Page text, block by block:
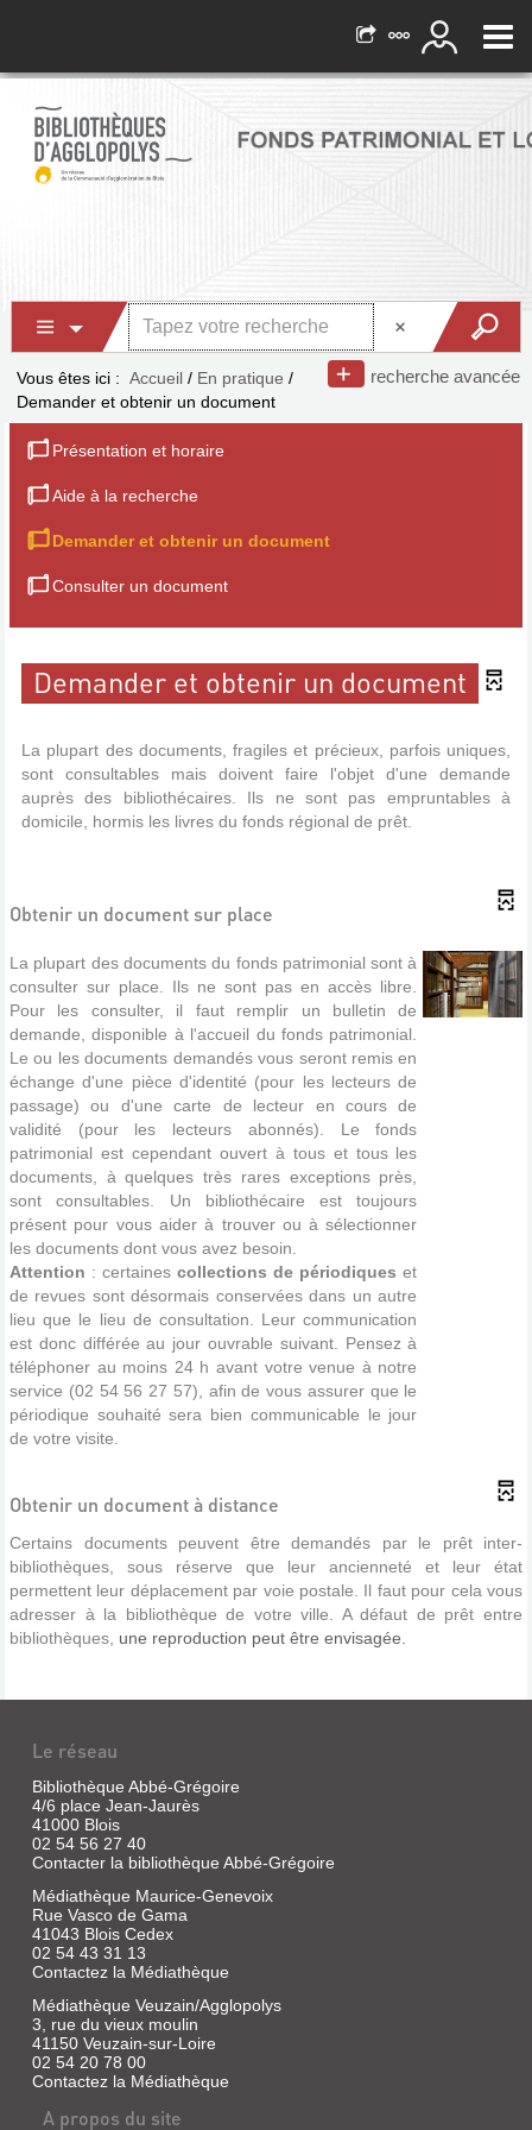
recherche avancée
Vous êtes ici : Accueil / En pratique /
Demander et obtenir un document
Présentation et horaire
Aide à la recherche
Demander et obtenir un document
Consulter un document
Demander et obtenir un document
La plupart des documents, fragiles et précieux, parfois uniques,
sont consultables mais doivent faire l'objet d'une demande
auprès des bibliothécaires. Ils ne sont pas empruntables à
domicile, hormis les livres du fonds régional de prêt.
Obtenir un document sur place
La plupart des documents du fonds patrimonial sont à
consulter sur place. Ils ne sont pas en accès libre.
Pour les consulter, il faut remplir un bulletin de
demande, disponible à l'accueil du fonds patrimonial.
Le ou les documents demandés vous seront remis en
échange d'une pièce d'identité (pour les lecteurs de
passage) ou d'une carte de lecteur en cours de
validité (pour les lecteurs abonnés). Le fonds
patrimonial est cependant ouvert à tous et tous les
documents, à quelques très rares exceptions près,
sont consultables. Un bibliothécaire est toujours
présent pour vous aider à trouver ou à sélectionner
les documents dont vous avez besoin.
Attention : certainescollections de périodiques et
de revues sont désormais conservées dans un autre
lieu que le lieu de consultation. Leur communication
est donc différée au jour ouvrable suivant. Pensez à
téléphoner au moins 24 h avant votre venue à notre
service (02 54 56 27 57), afin de vous assurer que le
périodique souhaité sera bien communicable le jour
de votre visite.
Obtenir un document à distance
Certains documents peuvent être demandés par le prêt inter-
bibliothèques, sous réserve que leur ancienneté et leur état
permettent leur déplacement par voie postale. Il faut pour cela vous
adresser à la bibliothèque de votre ville. A défaut de prêt entre
bibliothèques, une reproduction peut être envisagée.
Le réseau
Bibliothèque Abbé-Grégoire
4/6 place Jean-Jaurès
41000 Blois
02 54 56 27 40
Contacter la bibliothèque Abbé-Grégoire
Médiathèque Maurice-Genevoix
Rue Vasco de Gama
41043 Blois Cedex
02 54 43 31 13
Contactez la Médiathèque
Médiathèque Veuzain/Agglopolys
3, rue du vieux moulin
41150 Veuzain-sur-Loire
02 54 20 78 00
Contactez la Médiathèque
A propos du site